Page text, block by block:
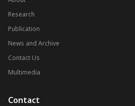
Research
Publication
News and Archive
Contact Us
Multimedia
Contact